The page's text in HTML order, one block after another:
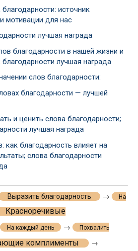
источник
мотивации для нас
лучшая награда
благодарности в нашей жизни и
благодарности лучшая награда
слов благодарности:
благодарности — лучшей
и ценить слова благодарности;
лучшая награда
как благодарность влияет на
слова благодарности
Выразить благодарность → На
Красноречивые
На каждый день → Похвалить
комплименты →